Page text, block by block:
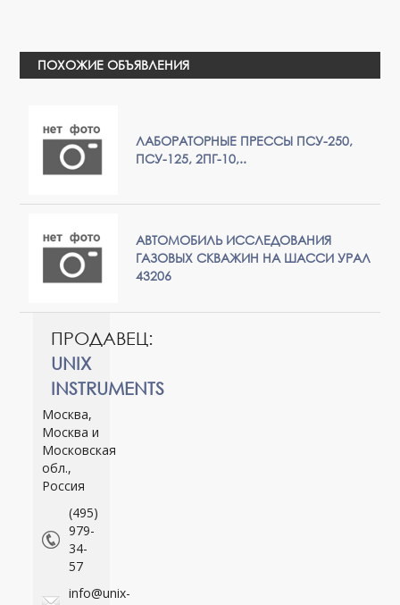
ПОХОЖИЕ ОБЪЯВЛЕНИЯ
ЛАБОРАТОРНЫЕ ПРЕССЫ ПСУ-250,
ПСУ-125, 2ПГ-10,..
АВТОМОБИЛЬ ИССЛЕДОВАНИЯ
ГАЗОВЫХ СКВАЖИН НА ШАССИ УРАЛ
43206
ПРОДАВЕЦ:
UNIX
INSTRUMENTS
Москва,
Москва и
Московская
обл.,
Россия
(495)
979-
34-
57
info@unix-